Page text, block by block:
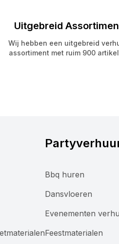
Uitgebreid
Wij hebben een uitgebreid
assortiment met ruim 900
Bbq huren
Dansvloeren
Evenementen
Feestmaterialen